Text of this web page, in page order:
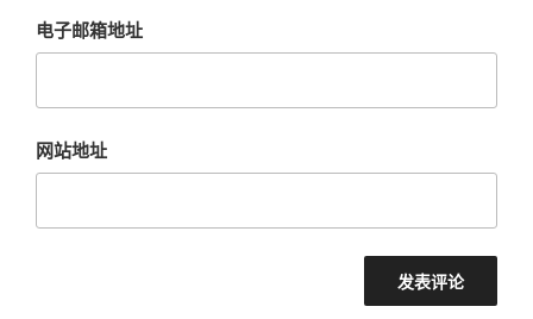
电子邮箱地址
网站地址